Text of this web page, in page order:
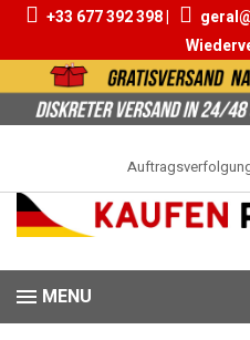
+33 677 392 398 |
MENU